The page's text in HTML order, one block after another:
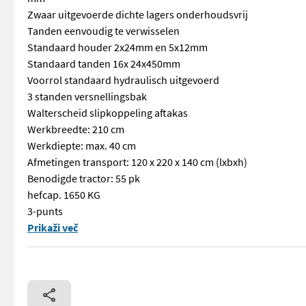
Zwaar uitgevoerde dichte lagers onderhoudsvrij
Tanden eenvoudig te verwisselen
Standaard houder 2x24mm en 5x12mm
Standaard tanden 16x 24x450mm
Voorrol standaard hydraulisch uitgevoerd
3 standen versnellingsbak
Walterscheid slipkoppeling aftakas
Werkbreedte: 210 cm
Werkdiepte: max. 40 cm
Afmetingen transport: 120 x 220 x 140 cm (lxbxh)
Benodigde tractor: 55 pk
hefcap. 1650 KG
3-punts
== Overige details (NL) == prijs: Prijs op aanvraag
Prikaži več